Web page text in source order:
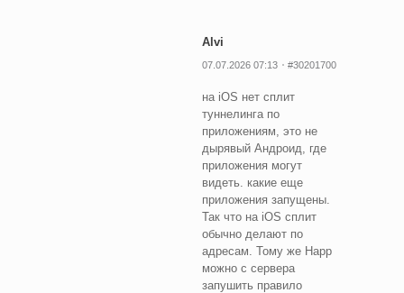
Alvi
07.07.2026 07:13 #30201700
на iOS нет сплит
туннелинга по
приложениям, это не
дырявый Андроид, где
приложения могут
видеть. какие еще
приложения запущены.
Так что на iOS сплит
обычно делают по
адресам. Тому же Happ
можно с сервера
запушить правило